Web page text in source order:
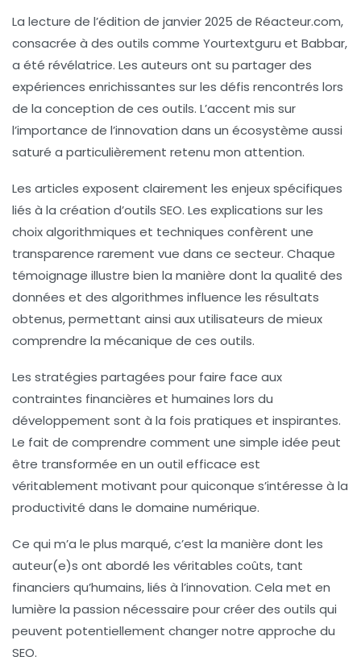
La lecture de l’édition de janvier 2025 de Réacteur.com,
consacrée à des outils comme Yourtextguru et Babbar,
a été révélatrice. Les auteurs ont su partager des
expériences enrichissantes sur les défis rencontrés lors
de la conception de ces outils. L’accent mis sur
l’importance de l’innovation dans un écosystème aussi
saturé a particulièrement retenu mon attention.
Les articles exposent clairement les enjeux spécifiques
liés à la création d’outils SEO. Les explications sur les
choix algorithmiques et techniques confèrent une
transparence rarement vue dans ce secteur. Chaque
témoignage illustre bien la manière dont la qualité des
données et des algorithmes influence les résultats
obtenus, permettant ainsi aux utilisateurs de mieux
comprendre la mécanique de ces outils.
Les stratégies partagées pour faire face aux
contraintes financières et humaines lors du
développement sont à la fois pratiques et inspirantes.
Le fait de comprendre comment une simple idée peut
être transformée en un outil efficace est
véritablement motivant pour quiconque s’intéresse à la
productivité dans le domaine numérique.
Ce qui m’a le plus marqué, c’est la manière dont les
auteur(e)s ont abordé les véritables coûts, tant
financiers qu’humains, liés à l’innovation. Cela met en
lumière la passion nécessaire pour créer des outils qui
peuvent potentiellement changer notre approche du
SEO.